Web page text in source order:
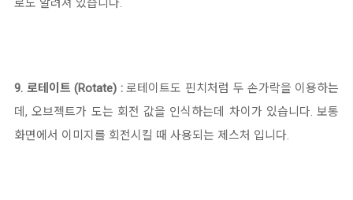
로도 알려져 있습니다.
9. 로테이트 (Rotate) :로테이트도 핀치처럼 두 손가락을 이용하는
데, 오브젝트가 도는 회전 값을 인식하는데 차이가 있습니다. 보통
화면에서 이미지를 회전시킬 때 사용되는 제스처 입니다.